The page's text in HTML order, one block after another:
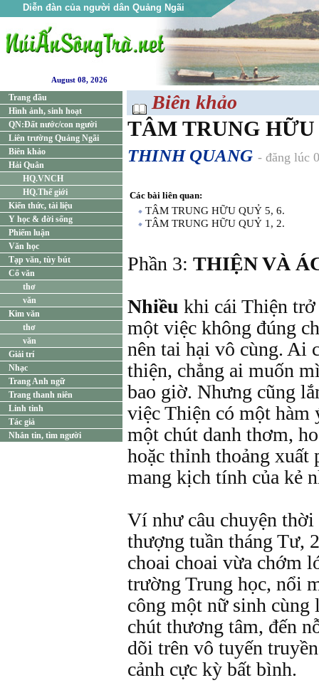
Diễn đàn của người dân Quảng Ngãi
August 08, 2026
Trang đầu
Hình ảnh, sinh hoạt
QN:Đất nước/con người
Liên trường Quảng Ngãi
Biên khảo
Hải Quân
HQ.VNCH
HQ.Thế giới
Kiến thức, tài liệu
Y học & đời sống
Phiếm luận
Văn học
Tạp văn, tùy bút
Cổ văn
thơ
văn
Kim văn
thơ
văn
Giải trí
Nhạc
Trang Anh ngữ
Trang thanh niên
Linh tinh
Tác giả
Nhắn tin, tìm người
Biên khảo
TÂM TRUNG HỮU
THINH QUANG - đăng lúc
Các bài liên quan:
TÂM TRUNG HỮU QUỶ 5, 6.
TÂM TRUNG HỮU QUỶ 1, 2.
Phần 3: THIỆN VÀ
Nhiều khi cái Thiện
một việc không đúng
nên tai hại vô cùng. Ai
thiện, chẳng ai muốn
bao giờ. Nhưng cũng
việc Thiện có một hàm
một chút danh thơm,
hoặc thỉnh thoảng xuất
mang kịch tính của kẻ
Ví như câu chuyện
thượng tuần tháng Tư,
choai choai vừa chớm
trường Trung học, nổi
công một nữ sinh
chút thương tâm, đến
dõi trên vô tuyến
cảnh cực kỳ bất bình.